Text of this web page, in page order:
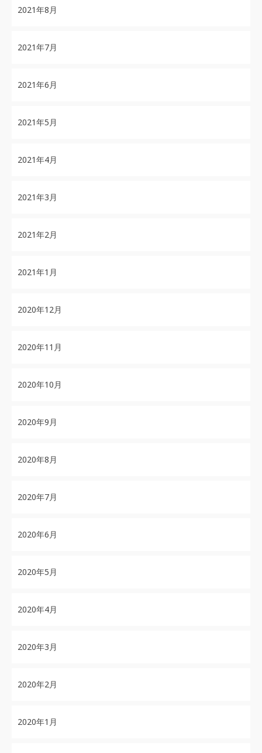
2021年8月
2021年7月
2021年6月
2021年5月
2021年4月
2021年3月
2021年2月
2021年1月
2020年12月
2020年11月
2020年10月
2020年9月
2020年8月
2020年7月
2020年6月
2020年5月
2020年4月
2020年3月
2020年2月
2020年1月